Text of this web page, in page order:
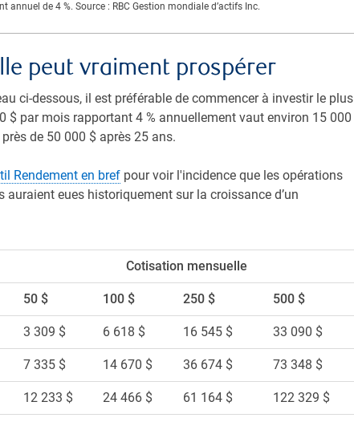
de 4 %. Source : RBC Gestion mondiale d’actifs Inc.
peut vraiment prospérer
ci-dessous, il est préférable de commencer à investir le plus
$ par mois rapportant 4 % annuellement vaut environ 15 000
de 50 000 $ après 25 ans.
Rendement en bref pour voir l'incidence que les opérations
eues historiquement sur la croissance d’un
Cotisation mensuelle
50 $ 100 $ 250 $ 500 $
3 309 $ 6 618 $ 16 545 $ 33 090 $
7 335 $ 14 670 $ 36 674 $ 73 348 $
12 233 $ 24 466 $ 61 164 $ 122 329 $